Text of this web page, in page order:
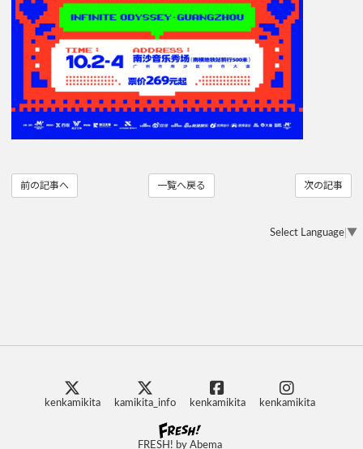
次の記事
一覧へ戻る
前の記事へ
Select Language ▼
kenkamikita kamikita_info kenkamikita kenkamikita
FRESH! by Abema